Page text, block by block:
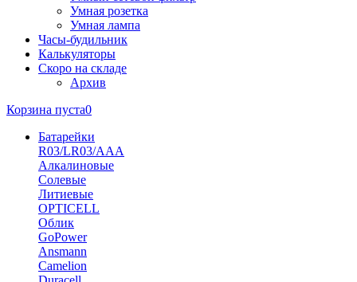
Умная розетка
Умная лампа
Часы-будильник
Калькуляторы
Скоро на складе
Архив
Корзина пуста0
Батарейки
R03/LR03/AAA
Алкалиновые
Солевые
Литиевые
OPTICELL
Облик
GoPower
Ansmann
Camelion